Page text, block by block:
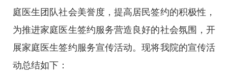
庭医生团队社会美誉度，提高居民签约的积极性，
为推进家庭医生签约服务营造良好的社会氛围，开
展家庭医生签约服务宣传活动。现将我院的宣传活
动总结如下：